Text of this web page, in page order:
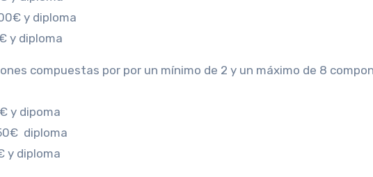
y diploma
y diploma
compuestas por por un mínimo de 2 y un máximo de 8
y dipoma
diploma
y diploma